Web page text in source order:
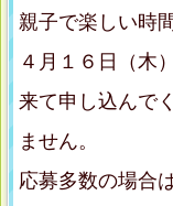
親子で楽しい時
４月１６日（木
来て申し込んで
ません。
応募多数の場合